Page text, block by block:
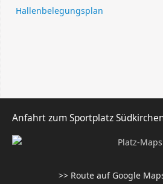
Hallenbelegungsplan
Anfahrt zum Sportplatz
>> Route auf Google